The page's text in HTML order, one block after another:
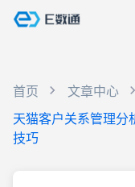
首页
文章中心
天猫客户关系管理分
技巧